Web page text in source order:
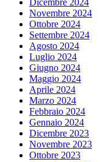
Dicembre 2024
Novembre 2024
Ottobre 2024
Settembre 2024
Agosto 2024
Luglio 2024
Giugno 2024
Maggio 2024
Aprile 2024
Marzo 2024
Febbraio 2024
Gennaio 2024
Dicembre 2023
Novembre 2023
Ottobre 2023